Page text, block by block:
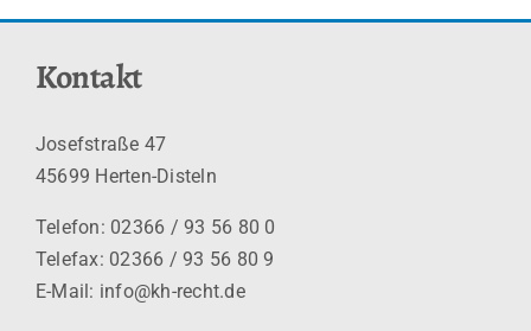
Kontakt
Josefstraße 47
45699 Herten-Disteln
Telefon: 02366 / 93 56 80 0
Telefax: 02366 / 93 56 80 9
E-Mail: info@kh-recht.de